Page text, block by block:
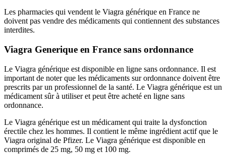
Les pharmacies qui vendent le Viagra générique en France ne
doivent pas vendre des médicaments qui contiennent des substances
interdites.
Viagra Generique en France sans ordonnance
Le Viagra générique est disponible en ligne sans ordonnance. Il est
important de noter que les médicaments sur ordonnance doivent être
prescrits par un professionnel de la santé. Le Viagra générique est un
médicament sûr à utiliser et peut être acheté en ligne sans
ordonnance.
Le Viagra générique est un médicament qui traite la dysfonction
érectile chez les hommes. Il contient le même ingrédient actif que le
Viagra original de Pfizer. Le Viagra générique est disponible en
comprimés de 25 mg, 50 mg et 100 mg.